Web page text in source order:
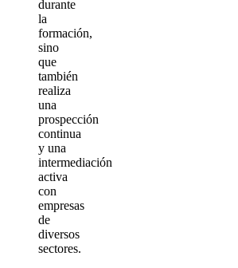
durante
la
formación,
sino
que
también
realiza
una
prospección
continua
y una
intermediación
activa
con
empresas
de
diversos
sectores.